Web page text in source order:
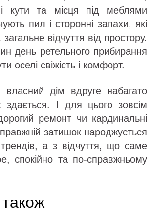
кути та місця під меблями
пил і сторонні запахи, які
відчуття від простору.
день ретельного прибирання
оселі свіжість і комфорт.
власний дім вдруге набагато
здається. І для цього зовсім
ремонт чи кардинальні
затишок народжується
а з відчуття, що саме
спокійно та по-справжньому